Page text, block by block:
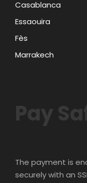
Casablanca
Essaouira
Fès
Marrakech
Pay
The payment is
securely with an